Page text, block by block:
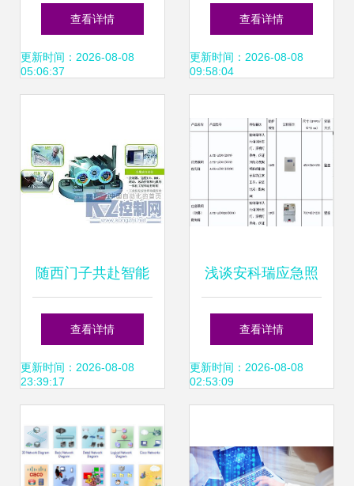
金和财会软件
（Jinher FA）包装
技与信赖的视觉诠
释
查看详情
更新时间：2026-08-08
05:06:37
新 服装鞋帽行业设
计界面与动漫制作
查看详情
更新时间：2026-08-08
09:58:04
随西门子共赴智能
制造之路 软件设计
制作的创新引擎
查看详情
更新时间：2026-08-08
23:39:17
浅谈安科瑞应急照
明和疏散指示系统
在化工厂房中的设
查看详情
更新时间：2026-08-08
02:53:09